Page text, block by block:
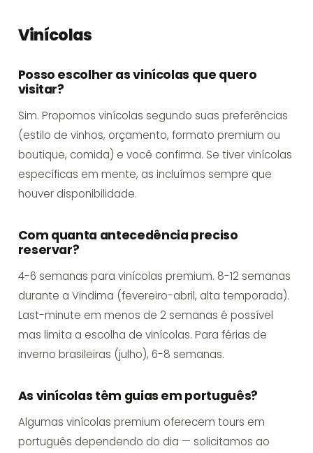
Vinícolas
Posso escolher as vinícolas que quero
visitar?
Sim. Propomos vinícolas segundo suas preferências
(estilo de vinhos, orçamento, formato premium ou
boutique, comida) e você confirma. Se tiver vinícolas
específicas em mente, as incluímos sempre que
houver disponibilidade.
Com quanta antecedência preciso
reservar?
4-6 semanas para vinícolas premium. 8-12 semanas
durante a Vindima (fevereiro-abril, alta temporada).
Last-minute em menos de 2 semanas é possível
mas limita a escolha de vinícolas. Para férias de
inverno brasileiras (julho), 6-8 semanas.
As vinícolas têm guias em português?
Algumas vinícolas premium oferecem tours em
português dependendo do dia — solicitamos ao